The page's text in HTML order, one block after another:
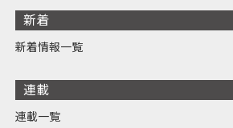
新着
新着情報一覧
連載
連載一覧